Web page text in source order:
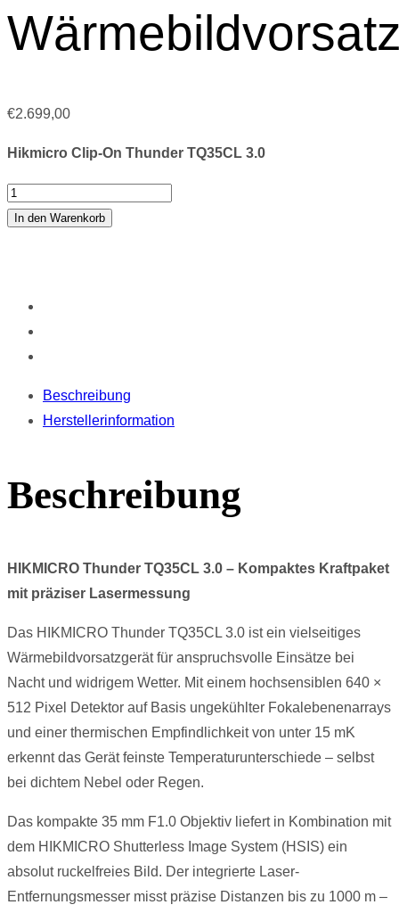
€2.699,00
Hikmicro Clip-On Thunder TQ35CL 3.0
Hikmicro
Clip-
In den Warenkorb
Beschreibung
Herstellerinformation
Beschreibung
HIKMICRO Thunder TQ35CL 3.0 – Kompaktes Kraftpaket
mit präziser Lasermessung
Das HIKMICRO Thunder TQ35CL 3.0 ist ein vielseitiges
Wärmebildvorsatzgerät für anspruchsvolle Einsätze bei
Nacht und widrigem Wetter. Mit einem hochsensiblen 640 ×
512 Pixel Detektor auf Basis ungekühlter Fokalebenenarrays
und einer thermischen Empfindlichkeit von unter 15 mK
erkennt das Gerät feinste Temperaturunterschiede – selbst
bei dichtem Nebel oder Regen.
Das kompakte 35 mm F1.0 Objektiv liefert in Kombination mit
dem HIKMICRO Shutterless Image System (HSIS) ein
absolut ruckelfreies Bild. Der integrierte Laser-
Entfernungsmesser misst präzise Distanzen bis zu 1000 m –